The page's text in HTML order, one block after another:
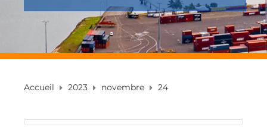
Accueil 2023 novembre 24